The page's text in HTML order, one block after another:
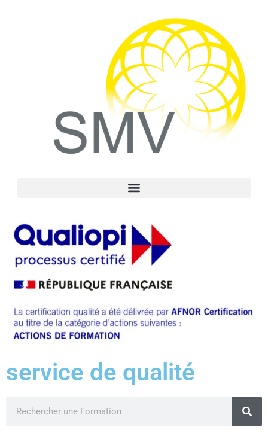
service de qualité